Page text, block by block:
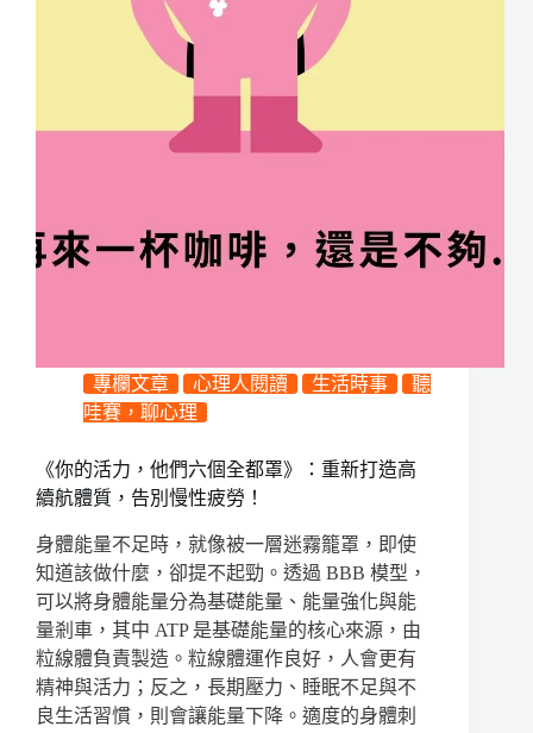
專欄文章 心理人閱讀 生活時事
聽
哇賽，聊心理
《你的活力，他們六個全都罩》：重新打造高
續航體質，告別慢性疲勞！
身體能量不足時，就像被一層迷霧籠罩，即使
知道該做什麼，卻提不起勁。透過 BBB 模型，
可以將身體能量分為基礎能量、能量強化與能
量剎車，其中 ATP 是基礎能量的核心來源，由
粒線體負責製造。粒線體運作良好，人會更有
精神與活力；反之，長期壓力、睡眠不足與不
良生活習慣，則會讓能量下降。適度的身體刺